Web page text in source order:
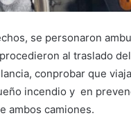
se personaron
al traslado
conprobar que
incendio y en
ambos camiones.